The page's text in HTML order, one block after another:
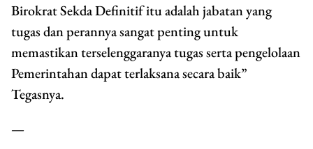
Birokrat Sekda Definitif itu adalah jabatan yang
tugas dan perannya sangat penting untuk
memastikan terselenggaranya tugas serta pengelolaan
Pemerintahan dapat terlaksana secara baik”
Tegasnya.
—